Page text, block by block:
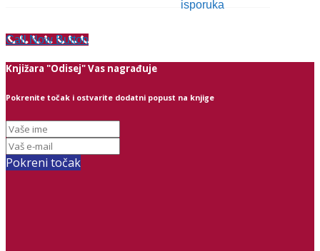
Call Now Button
Knjižara "Odisej" Vas nagrađuje
Pokrenite točak i ostvarite dodatni popust na knjige
Pokreni točak